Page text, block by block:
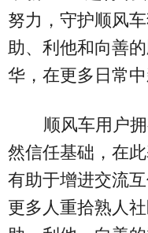
努力，守护顺风
助、利他和向善
华，在更多日常中
顺风车用户
然信任基础，在
有助于增进交流
更多人重拾熟人